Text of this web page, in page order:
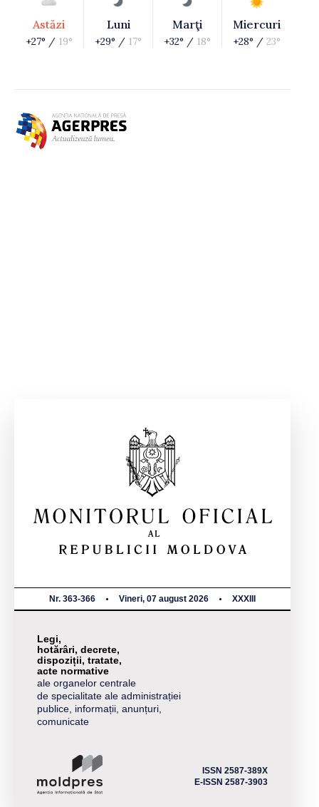
Astăzi
+27° / 19°
Luni
+29° / 17°
Marţi
+32° / 18°
Miercuri
+28° / 23°
Nr. 363-366 Vineri, 07 august 2026 XXXIII
Legi,
hotărâri, decrete,
dispoziții, tratate,
acte normative
ale organelor centrale
de specialitate ale administrației
publice, informații, anunțuri,
comunicate
ISSN 2587-389X
E-ISSN 2587-3903